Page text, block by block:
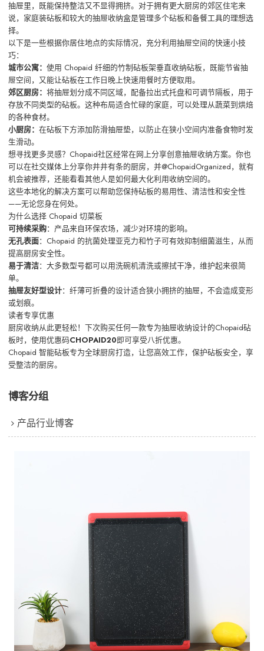
抽屉里，既能保持整洁又不显得拥挤。对于拥有更大厨房的郊区住宅来
说，家庭装砧板和较大的抽屉收纳盒是管理多个砧板和备餐工具的理想选
择。
以下是一些根据你居住地点的实际情况，充分利用抽屉空间的快速小技
巧：
城市公寓：使用 Chopaid 纤细的竹制砧板架垂直收纳砧板，既能节省抽
屉空间，又能让砧板在工作日晚上快速用餐时方便取用。
郊区厨房：将抽屉划分成不同区域，配备拉出式托盘和可调节隔板，用于
存放不同类型的砧板。这种布局适合忙碌的家庭，可以处理从蔬菜到烘焙
的各种食材。
小厨房：在砧板下方添加防滑抽屉垫，以防止在狭小空间内准备食物时发
生滑动。
想寻找更多灵感？Chopaid社区经常在网上分享创意抽屉收纳方案。你也
可以在社交媒体上分享你井井有条的厨房，并@ChopaidOrganized，就有
机会被推荐，还能看看其他人是如何最大化利用收纳空间的。
这些本地化的解决方案可以帮助您保持砧板的易用性、清洁性和安全性
——无论您身在何处。
为什么选择 Chopaid 切菜板
可持续采购：产品来自环保农场，减少对环境的影响。
无孔表面：Chopaid 的抗菌处理亚克力和竹子可有效抑制细菌滋生，从而
提高厨房安全性。
易于清洁：大多数型号都可以用洗碗机清洗或擦拭干净，维护起来很简
单。
抽屉友好型设计：纤薄可折叠的设计适合狭小拥挤的抽屉，不会造成变形
或划痕。
读者专享优惠
厨房收纳从此更轻松！下次购买任何一款专为抽屉收纳设计的Chopaid砧
板时，使用优惠码CHOPAID20即可享受八折优惠。
Chopaid 智能砧板专为全球厨房打造，让您高效工作，保护砧板安全，享
受整洁的厨房。
博客分组
产品行业博客